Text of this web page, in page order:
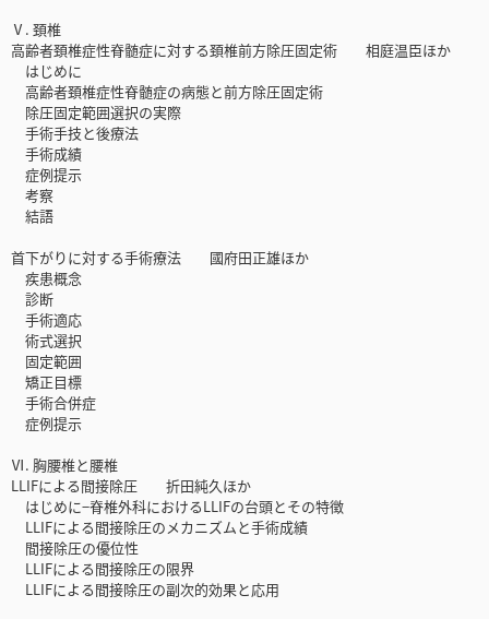
Ⅴ. 頚椎
高齢者頚椎症性脊髄症に対する頚椎前方除圧固定術 相庭温臣ほか
はじめに
高齢者頚椎症性脊髄症の病態と前方除圧固定術
除圧固定範囲選択の実際
手術手技と後療法
手術成績
症例提示
考察
結語
首下がりに対する手術療法 國府田正雄ほか
疾患概念
診断
手術適応
術式選択
固定範囲
矯正目標
手術合併症
症例提示
Ⅵ. 胸腰椎と腰椎
LLIFによる間接除圧 折田純久ほか
はじめに−脊椎外科におけるLLIFの台頭とその特徴
LLIFによる間接除圧のメカニズムと手術成績
間接除圧の優位性
LLIFによる間接除圧の限界
LLIFによる間接除圧の副次的効果と応用